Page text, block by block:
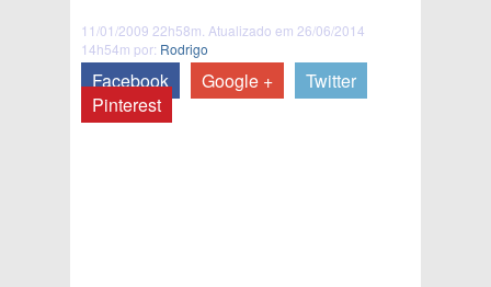
11/01/2009 22h58m. Atualizado em 26/06/2014
14h54m por: Rodrigo
Facebook Google +
Twitter
Pinterest